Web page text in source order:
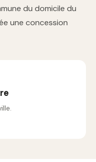
du domicile du
une concession